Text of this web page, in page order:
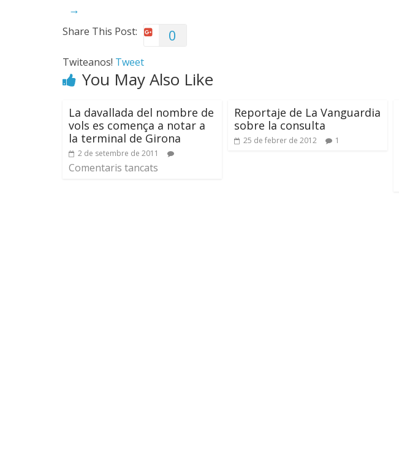
→
Share This Post: 0
Twiteanos! Tweet
You May Also Like
La davallada del nombre de
vols es comença a notar a
la terminal de Girona
2 de setembre de 2011
Comentaris tancats
Reportaje de La Vanguardia
sobre la consulta
25 de febrer de 2012 1